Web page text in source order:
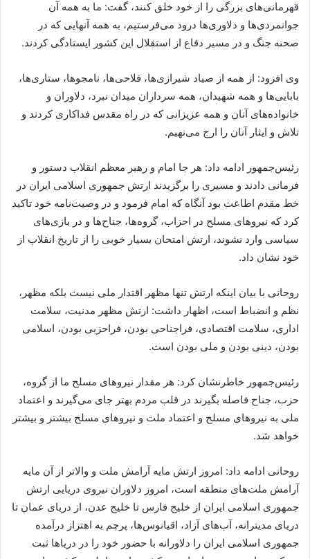
قهرمانی‌های بزرگی را از خود خلق کنند، گفت: ما به همه آن
جوانمردی‌ها و دلاوری‌ها درود می‌فرستیم، به همه آنهایی که در
صحنه جنگ و در مسیر دفاع از استقلال این کشور ایستادگی کردند.
وی افزود: از همه از صیاد شیرازی‌ها، فلاحی‌‌ها، نامجوها، ستاری‌ها،
بابایی‌ها و همه شهیدان، همه سرداران میدان نبرد، دلاوران و
خانواده‌های آنان و همه عزیزانی که در راه مقدس فداکاری کردند و
تلاش و ایثار آنان را ارج می‌نهیم.
رئیس‌جمهور ادامه داد: هر جا امام و رهبر معظم انقلاب دستور و
فرمانی دادند و مسیری را برگزیدند ارتش جمهوری اسلامی ایران در
خط مقدم اطاعت بود آنگاه که امام فرمود و در وصیت‌نامه خود تاکید
کرد که نیروهای مسلح در احزاب، گروه‌ها، جناح‌ها و در بازی‌های
سیاسی وارد نشوند، ارتش امتحان بسیار خوبی را از تاریخ انقلاب از
خود نشان داد.
روحانی با بیان اینکه ارتش تنها مظهر اقتدار ملی نیست بلکه مظهر،
نظم و انضباط است، اظهار داشت: ارتش مظهر مدنیت، سلامت
اداری، سلامت اقتصادی، فراجناحی‌ بودن، فراحزبی بودن، اسلامی
بودن، دینی بودن و ملی‌ بودن است.
رئیس‌جمهور خاطرنشان کرد: هر مقدار نیروهای مسلح ما از گروه،
حزب، جناح فاصله بگیرند در قلب مردم بهتر جای می‌گیرند و اعتماد
ملی به نیروهای مسلح و اعتماد ملت و نیروهای مسلح بیشتر و بیشتر
خواهد شد.
روحانی ادامه داد: امروز ارتش مایه آرامش ملت و والاتر از آن مایه
آرامش ملت‌های منطقه است، امروز دلاوران نیروی دریایی ارتش
جمهوری اسلامی ایران از خلیج فارس تا خلیج عدن، از دریای عمان تا
دریای مدیترانه، آب‌های آزاد، اقیانوس‌ها، پرچم به اهتزاز درآمده
جمهوری اسلامی ایران را دلاورانه با حضور خود را در دریاها ثبت